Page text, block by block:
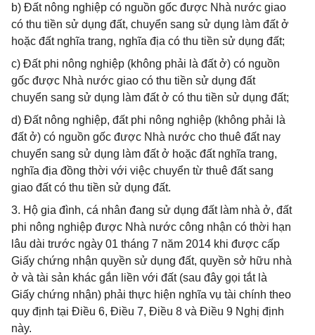
b) Đất nông nghiệp có nguồn gốc được Nhà nước giao
có thu tiền sử dụng đất, chuyển sang sử dụng làm đất ở
hoặc đất nghĩa trang, nghĩa địa có thu tiền sử dụng đất;
c) Đất phi nông nghiệp (không phải là đất ở) có nguồn
gốc được Nhà nước giao có thu tiền sử dụng đất
chuyển sang sử dụng làm đất ở có thu tiền sử dụng đất;
d) Đất nông nghiệp, đất phi nông nghiệp (không phải là
đất ở) có nguồn gốc được Nhà nước cho thuê đất nay
chuyển sang sử dụng làm đất ở hoặc đất nghĩa trang,
nghĩa địa đồng thời với việc chuyển từ thuê đất sang
giao đất có thu tiền sử dụng đất.
3. Hộ gia đình, cá nhân đang sử dụng đất làm nhà ở, đất
phi nông nghiệp được Nhà nước công nhận có thời hạn
lâu dài trước ngày 01 tháng 7 năm 2014 khi được cấp
Giấy chứng nhận quyền sử dụng đất, quyền sở hữu nhà
ở và tài sản khác gắn liền với đất (sau đây gọi tắt là
Giấy chứng nhận) phải thực hiện nghĩa vụ tài chính theo
quy định tại Điều 6, Điều 7, Điều 8 và Điều 9 Nghị định
này.